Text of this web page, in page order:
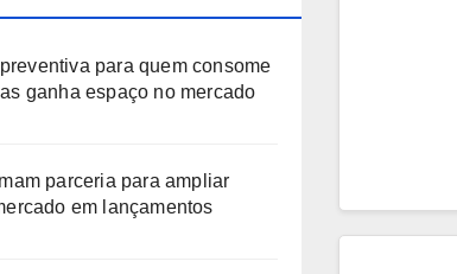
para quem consome
ganha espaço no mercado
parceria para ampliar
em lançamentos